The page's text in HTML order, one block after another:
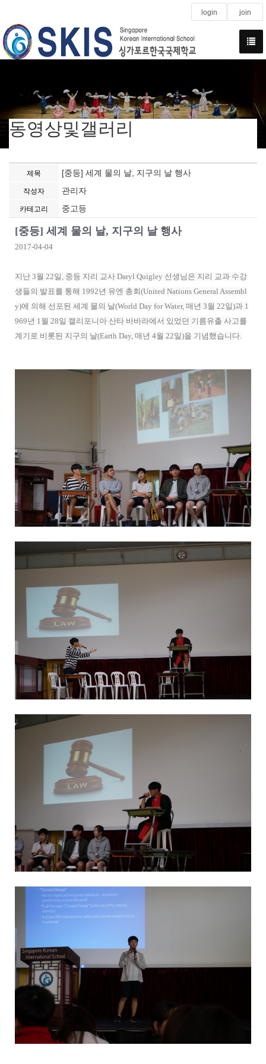
login join
동영상및갤러리
제목 [중등] 세계 물의 날, 지구의 날 행사
작성자 관리자
카테고리 중고등
[중등] 세계 물의 날, 지구의 날 행사
2017-04-04
지난 3월 22일, 중등 지리 교사 Daryl Quigley 선생님은 지리 교과 수강
생들의 발표를 통해 1992년 유엔 총회(United Nations General Assembl
y)에 의해 선포된 세계 물의 날(World Day for Water, 매년 3월 22일)과 1
969년 1월 28일 캘리포니아 산타 바바라에서 있었던 기름유출 사고를
계기로 비롯된 지구의 날(Earth Day, 매년 4월 22일)을 기념했습니다.